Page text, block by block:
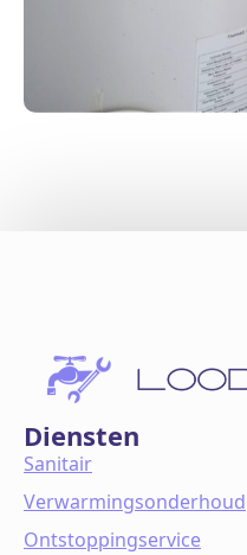
Diensten
Sanitair
Verwarmingsonderhoud
Ontstoppingservice